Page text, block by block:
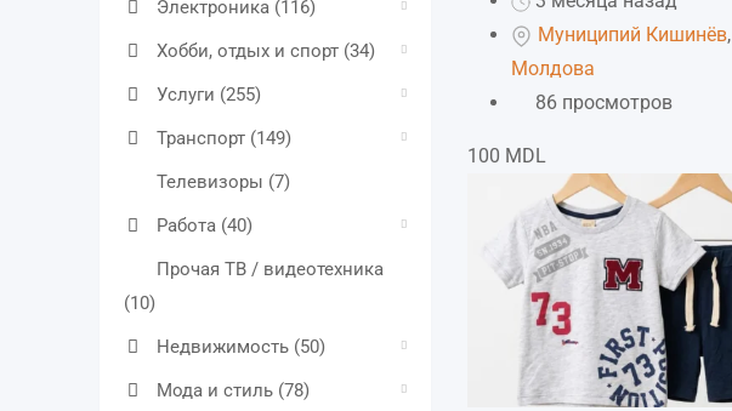
Электроника (116)
Хобби, отдых и спорт (34)
Услуги (255)
Транспорт (149)
Телевизоры (7)
Работа (40)
Прочая ТВ / видеотехника
(10)
Недвижимость (50)
Мода и стиль (78)
Муниципий Кишинёв,
Молдова
86 просмотров
100 MDL